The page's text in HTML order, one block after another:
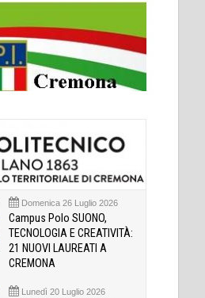
Domenica 26 Luglio 2026
Campus Polo SUONO,
TECNOLOGIA E CREATIVITÀ:
21 NUOVI LAUREATI A
CREMONA
Lunedì 20 Luglio 2026